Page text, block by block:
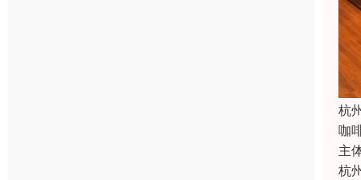
杭
咖
主
杭